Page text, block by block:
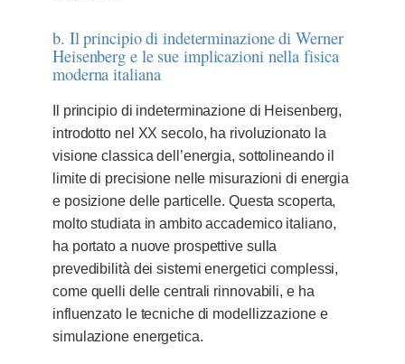
b. Il principio di indeterminazione di Werner
Heisenberg e le sue implicazioni nella fisica
moderna italiana
Il principio di indeterminazione di Heisenberg,
introdotto nel XX secolo, ha rivoluzionato la
visione classica dell’energia, sottolineando il
limite di precisione nelle misurazioni di energia
e posizione delle particelle. Questa scoperta,
molto studiata in ambito accademico italiano,
ha portato a nuove prospettive sulla
prevedibilità dei sistemi energetici complessi,
come quelli delle centrali rinnovabili, e ha
influenzato le tecniche di modellizzazione e
simulazione energetica.